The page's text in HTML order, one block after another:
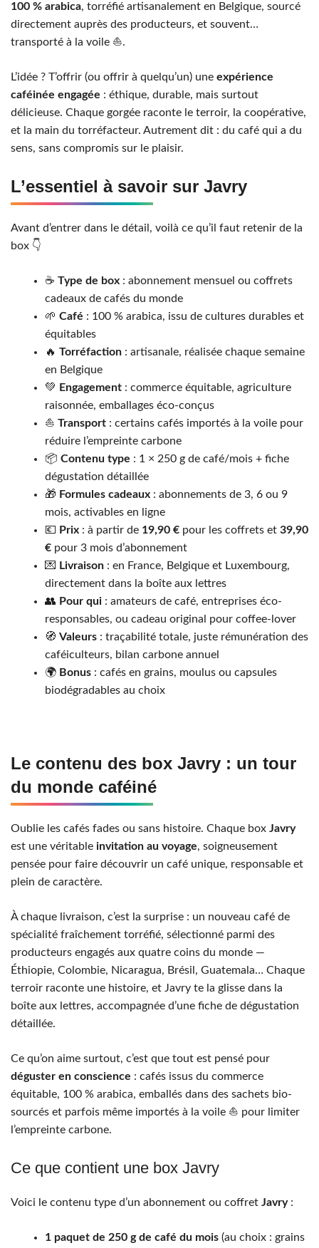
100 % arabica, torréfié artisanalement en Belgique, sourcé
directement auprès des producteurs, et souvent…
transporté à la voile ⛵️.
L’idée ? T’offrir (ou offrir à quelqu’un) une expérience
caféinée engagée : éthique, durable, mais surtout
délicieuse. Chaque gorgée raconte le terroir, la coopérative,
et la main du torréfacteur. Autrement dit : du café qui a du
sens, sans compromis sur le plaisir.
L’essentiel à savoir sur Javry
Avant d’entrer dans le détail, voilà ce qu’il faut retenir de la
box 👇
☕️ Type de box : abonnement mensuel ou coffrets
cadeaux de cafés du monde
🌱 Café : 100 % arabica, issu de cultures durables et
équitables
🔥 Torréfaction : artisanale, réalisée chaque semaine
en Belgique
💚 Engagement : commerce équitable, agriculture
raisonnée, emballages éco-conçus
⛵️ Transport : certains cafés importés à la voile pour
réduire l’empreinte carbone
📦 Contenu type : 1 × 250 g de café/mois + fiche
dégustation détaillée
🎁 Formules cadeaux : abonnements de 3, 6 ou 9
mois, activables en ligne
💶 Prix : à partir de 19,90 € pour les coffrets et 39,90
€ pour 3 mois d’abonnement
💌 Livraison : en France, Belgique et Luxembourg,
directement dans la boîte aux lettres
👥 Pour qui : amateurs de café, entreprises éco-
responsables, ou cadeau original pour coffee-lover
🧭 Valeurs : traçabilité totale, juste rémunération des
caféiculteurs, bilan carbone annuel
🌍 Bonus : cafés en grains, moulus ou capsules
biodégradables au choix
Le contenu des box Javry : un tour
du monde caféiné
Oublie les cafés fades ou sans histoire. Chaque box Javry
est une véritable invitation au voyage, soigneusement
pensée pour faire découvrir un café unique, responsable et
plein de caractère.
À chaque livraison, c’est la surprise : un nouveau café de
spécialité fraîchement torréfié, sélectionné parmi des
producteurs engagés aux quatre coins du monde —
Éthiopie, Colombie, Nicaragua, Brésil, Guatemala… Chaque
terroir raconte une histoire, et Javry te la glisse dans la
boîte aux lettres, accompagnée d’une fiche de dégustation
détaillée.
Ce qu’on aime surtout, c’est que tout est pensé pour
déguster en conscience : cafés issus du commerce
équitable, 100 % arabica, emballés dans des sachets bio-
sourcés et parfois même importés à la voile ⛵️ pour limiter
l’empreinte carbone.
Ce que contient une box Javry
Voici le contenu type d’un abonnement ou coffret Javry:
1 paquet de 250 g de café du mois (au choix : grains